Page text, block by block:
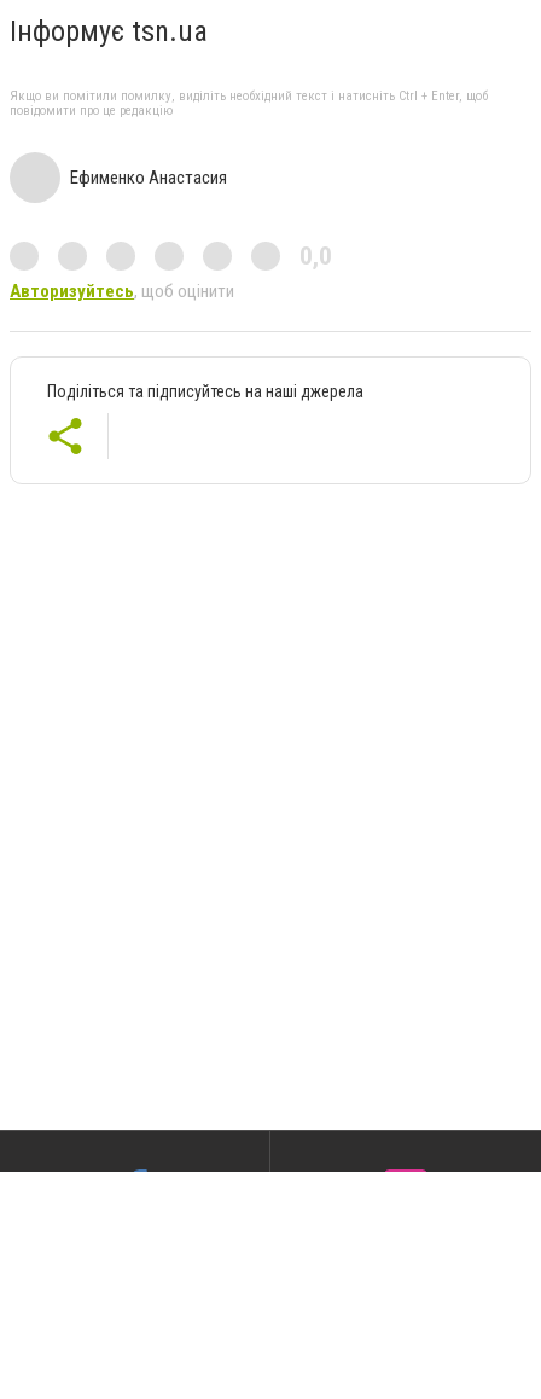
Інформує tsn.ua
Якщо ви помітили помилку, виділіть необхідний текст і натисніть Ctrl + Enter, щоб
повідомити про це редакцію
Ефименко Анастасия
0,0
Авторизуйтесь, щоб оцінити
Поділіться та підписуйтесь на наші джерела